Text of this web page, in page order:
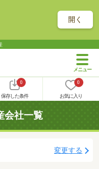
開く
0
保存した条件
0
お気に入り
会社一覧
変更する